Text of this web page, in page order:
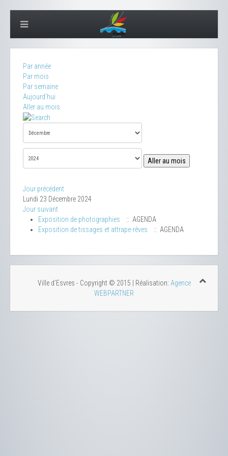
Par année
Par mois
Par semaine
Aujourd'hui
Aller au mois
Aller au mois
Jour précédent
Lundi 23 Décembre 2024
Jour suivant
Exposition de photographies
:: AGENDA
Exposition de tissages et attrape-rêves
:: AGENDA
Ville d'Esvres - Copyright © 2015 | Réalisation: Agence
WEBPARTNER